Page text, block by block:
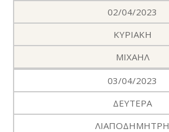
02/04/2023
ΚΥΡΙΑΚΗ
ΜΙΧΑΗΛ
03/04/2023
ΔΕΥΤΕΡΑ
ΛΙΑΠΟΔΗΜΗΤΡΗ